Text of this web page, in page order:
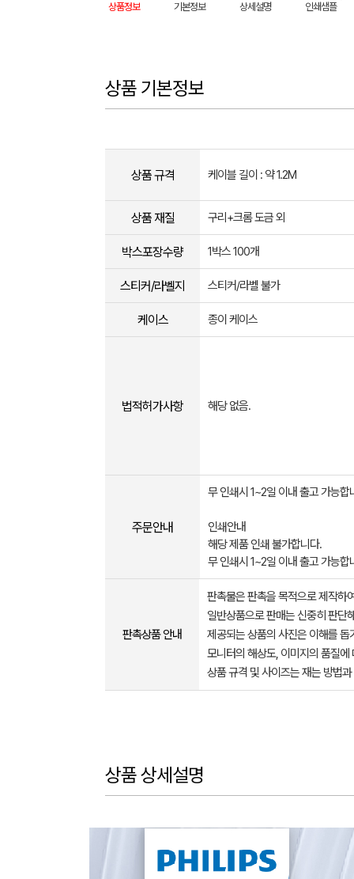
상품정보 기본정보 상세설명 인쇄샘플
상품 기본정보
상품 규격 케이블 길이 : 약 1.2M
상품 재질 구리+크롬 도금 외
박스포장수량 1박스 100개
스티커/라벨지 스티커/라벨 불가
케이스 종이 케이스
법적허가사항 해당 없음.
주문안내
무 인쇄시 1~2일 이내 출고 가능합
인쇄안내
해당 제품 인쇄 불가합니다.
무 인쇄시 1~2일 이내 출고 가능합
판촉상품 안내
판촉물은 판촉을 목적으로 제작하
일반상품으로 판매는 신중히 판단
제공되는 상품의 사진은 이해를
모니터의 해상도, 이미지의 품질
상품 규격 및 사이즈는 재는 방법
상품 상세설명